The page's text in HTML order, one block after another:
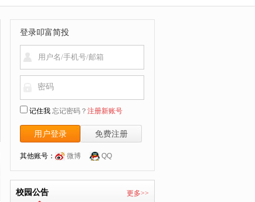
登录叩富简投
密码
记住我 忘记密码？ 注册新账号
其他账号： 微博 QQ
校园公告 更多>>